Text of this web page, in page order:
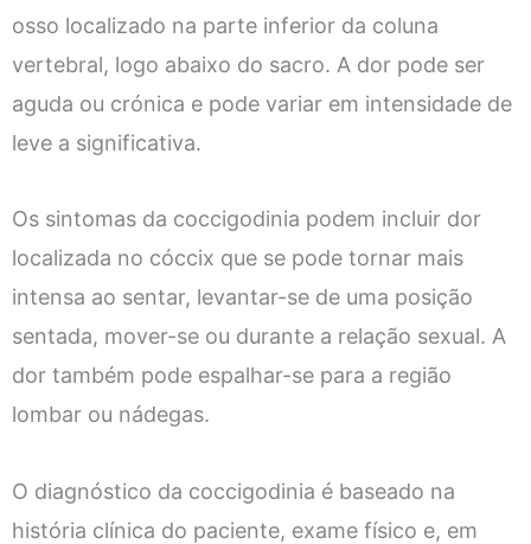
osso localizado na parte inferior da coluna
vertebral, logo abaixo do sacro. A dor pode ser
aguda ou crónica e pode variar em intensidade de
leve a significativa.
Os sintomas da coccigodinia podem incluir dor
localizada no cóccix que se pode tornar mais
intensa ao sentar, levantar-se de uma posição
sentada, mover-se ou durante a relação sexual. A
dor também pode espalhar-se para a região
lombar ou nádegas.
O diagnóstico da coccigodinia é baseado na
história clínica do paciente, exame físico e, em